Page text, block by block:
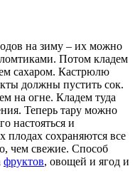
на зиму – их можно
Потом кладем
сахаром. Кастрюлю
должны пустить сок.
на огне. Кладем туда
Теперь тару можно
настояться и
плодах сохраняются все
чем свежие. Способ
фруктов, овощей и ягод и